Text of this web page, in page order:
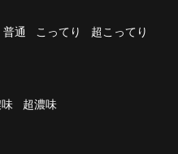
普通 こってり 超こってり
超濃味